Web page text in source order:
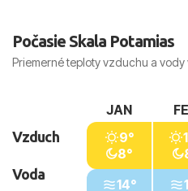
Počasie Skala Potamias
Priemerné teploty vzduchu a
Vzduch
Voda
JAN
9°
8°
14°